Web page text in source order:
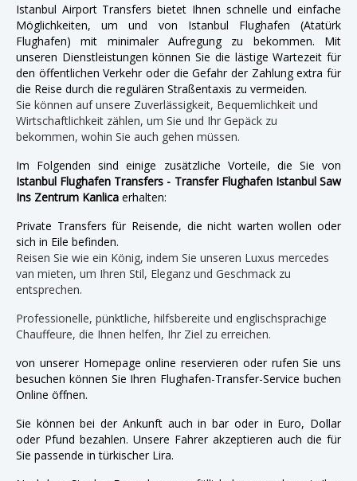
Istanbul Airport Transfers bietet Ihnen schnelle und einfache
Möglichkeiten, um und von Istanbul Flughafen (Atatürk
Flughafen) mit minimaler Aufregung zu bekommen. Mit
unseren Dienstleistungen können Sie die lästige Wartezeit für
den öffentlichen Verkehr oder die Gefahr der Zahlung extra für
die Reise durch die regulären Straßentaxis zu vermeiden.
Sie können auf unsere Zuverlässigkeit, Bequemlichkeit und
Wirtschaftlichkeit zählen, um Sie und Ihr Gepäck zu
bekommen, wohin Sie auch gehen müssen.
Im Folgenden sind einige zusätzliche Vorteile, die Sie von
Istanbul Flughafen Transfers - Transfer Flughafen Istanbul Saw
Ins Zentrum Kanlica erhalten:
Private Transfers für Reisende, die nicht warten wollen oder
sich in Eile befinden.
Reisen Sie wie ein König, indem Sie unseren Luxus mercedes
van mieten, um Ihren Stil, Eleganz und Geschmack zu
entsprechen.
Professionelle, pünktliche, hilfsbereite und englischsprachige
Chauffeure, die Ihnen helfen, Ihr Ziel zu erreichen.
von unserer Homepage online reservieren oder rufen Sie uns
besuchen können Sie Ihren Flughafen-Transfer-Service buchen
Online öffnen.
Sie können bei der Ankunft auch in bar oder in Euro, Dollar
oder Pfund bezahlen. Unsere Fahrer akzeptieren auch die für
Sie passende in türkischer Lira.